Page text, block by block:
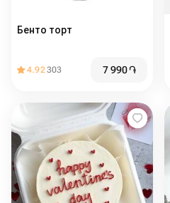
Бенто торт
4.92303 7 990֏